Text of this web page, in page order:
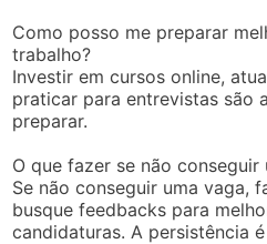
Como posso me preparar
trabalho?
Investir em cursos online,
praticar para entrevistas são
preparar.
O que fazer se não conseguir
Se não conseguir uma vaga,
busque feedbacks para
candidaturas. A persistência